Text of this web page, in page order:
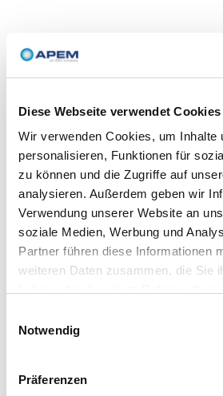
Diese Webseite verwendet Cookies
Wir verwenden Cookies, um Inhalte
personalisieren, Funktionen für
zu können und die Zugriffe auf
analysieren. Außerdem geben wir
Verwendung unserer Website an
soziale Medien, Werbung und
Partner führen diese Informationen
weiteren Daten zusammen, die Sie
Notwendig
Präferenzen